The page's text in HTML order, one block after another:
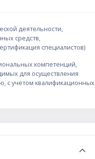
деятельности,
средств,
специалистов)
компетенций,
для осуществления
с учетом квалификационных